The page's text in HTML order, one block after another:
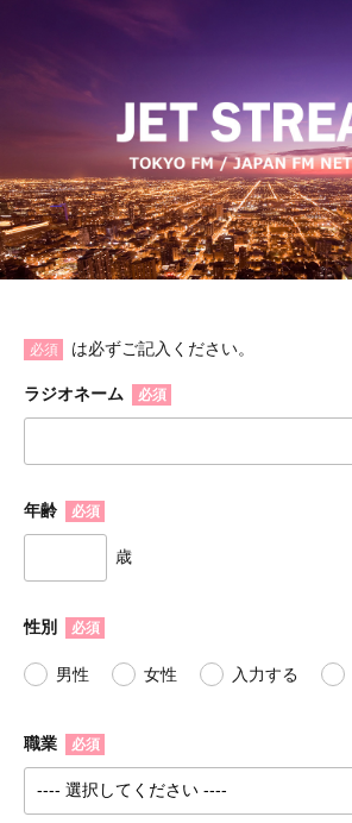
必須 は必ずご記入ください。
ラジオネーム 必須
年齢 必須
歳
性別 必須
男性 女性 入力する
職業 必須